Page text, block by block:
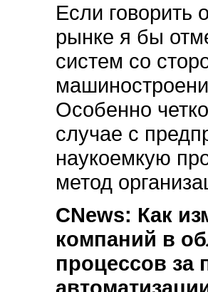
Если говорить
рынке я бы
систем со
Особенно
случае с
наукоемкую
метод
CNews: Как
компаний в
процессов за